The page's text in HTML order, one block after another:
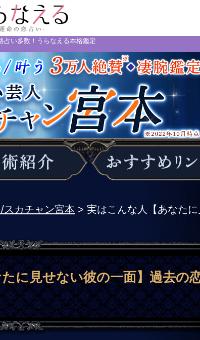
占い多数！うらなえる本格鑑定
カチャン宮本 > 実はこんな人【あなた
に見せない彼の一面】過去の